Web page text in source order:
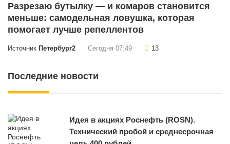
Разрезаю бутылку — и комаров становится
меньше: самодельная ловушка, которая
помогает лучше репеллентов
Источник Петербург2 Сегодня 07:49 13
Последние новости
Идея в акциях Роснефть (ROSN).
Технический пробой и среднесрочная